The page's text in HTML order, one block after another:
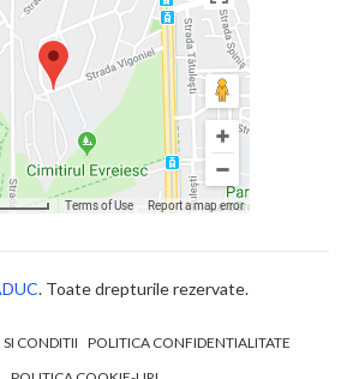
. Toate drepturile rezervate.
CONDITII
POLITICA CONFIDENTIALITATE